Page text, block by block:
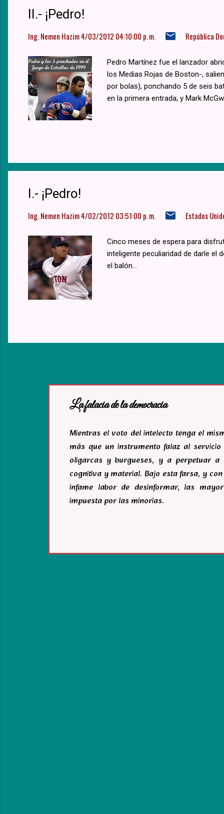
II.- ¡Pedro!
Ing. Nemen Hazim4/03/2012 04:10:00 p. m. República
Pedro Martínez fue el lanzador
los Medias Rojas de Boston-,
por bolas), ponchando 5 de seis
en la primera entrada; y Mark
I.- ¡Pedro!
Ing. Nemen Hazim4/02/2012 03:51:00 p. m. Estados
Cinco meses de espera para
inteligente peculiaridad de darle el
el balón…
La falacia de la democracia
Mientras el voto del intelecto tenga el
más que un instrumento falaz al
oligarcas y burgueses, y a perpetuar
cognitiva y material. Bajo esta farsa, y
infame labor de desinformar, las
impuesta por las minorias.